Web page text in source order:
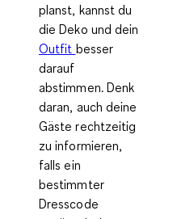
planst, kannst du
die Deko und dein
Outfit besser
darauf
abstimmen. Denk
daran, auch deine
Gäste rechtzeitig
zu informieren,
falls ein
bestimmter
Dresscode